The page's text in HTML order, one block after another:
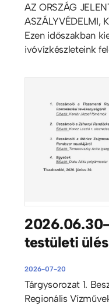
AZ ORSZÁG
ASZÁLYVÉDELMI,
Ezen időszakban
ivóvízkészleteink
testületi
2026-07-20
Tárgysorozat 1.
Regionális